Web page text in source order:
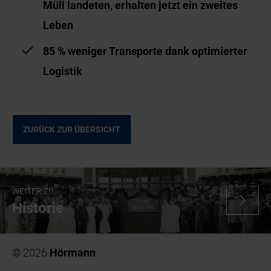
Müll landeten, erhalten jetzt ein zweites
Leben
85 % weniger Transporte dank optimierter
Logistik
ZURÜCK ZUR ÜBERSICHT
WEITER ZU:
Historie
© 2026 Hörmann